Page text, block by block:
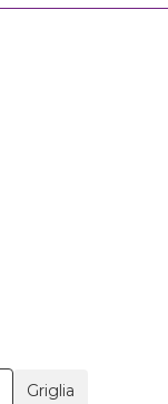
Griglia